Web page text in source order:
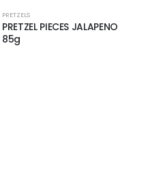
PRETZELS
PRETZEL PIECES JALAPENO
85g